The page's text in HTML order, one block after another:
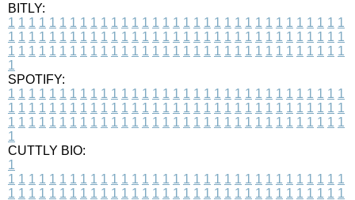
BITLY:
1 1 1 1 1 1 1 1 1 1 1 1 1 1 1 1 1 1 1 1 1 1 1 1 1 1 1 1 1 1 1 1 1
1 1 1 1 1 1 1 1 1 1 1 1 1 1 1 1 1 1 1 1 1 1 1 1 1 1 1 1 1 1 1 1 1
1 1 1 1 1 1 1 1 1 1 1 1 1 1 1 1 1 1 1 1 1 1 1 1 1 1 1 1 1 1 1 1 1
1
SPOTIFY:
1 1 1 1 1 1 1 1 1 1 1 1 1 1 1 1 1 1 1 1 1 1 1 1 1 1 1 1 1 1 1 1 1
1 1 1 1 1 1 1 1 1 1 1 1 1 1 1 1 1 1 1 1 1 1 1 1 1 1 1 1 1 1 1 1 1
1 1 1 1 1 1 1 1 1 1 1 1 1 1 1 1 1 1 1 1 1 1 1 1 1 1 1 1 1 1 1 1 1
1
CUTTLY BIO:
1
1 1 1 1 1 1 1 1 1 1 1 1 1 1 1 1 1 1 1 1 1 1 1 1 1 1 1 1 1 1 1 1 1
1 1 1 1 1 1 1 1 1 1 1 1 1 1 1 1 1 1 1 1 1 1 1 1 1 1 1 1 1 1 1 1 1